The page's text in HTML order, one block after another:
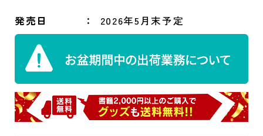
発売日 2026年5月末予定